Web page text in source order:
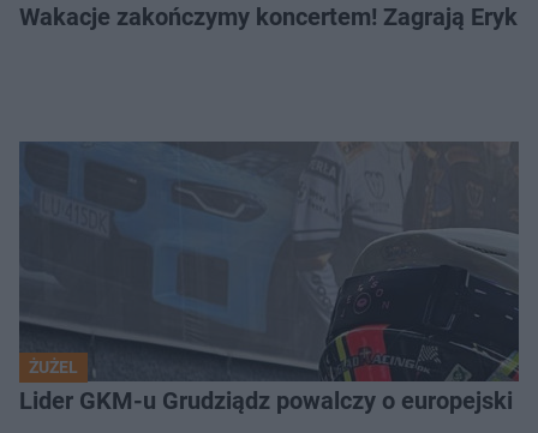
Wakacje zakończymy koncertem! Zagrają Eryk
ŻUŻEL
Lider GKM-u Grudziądz powalczy o europejski